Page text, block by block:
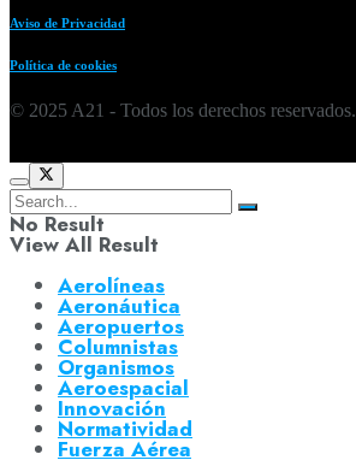
Aviso de Privacidad
Política de cookies
© 2025 A21 - Todos los derechos reservados.
No Result
View All Result
Aerolíneas
Aeronáutica
Aeropuertos
Columnistas
Organismos
Aeroespacial
Innovación
Normatividad
Fuerza Aérea